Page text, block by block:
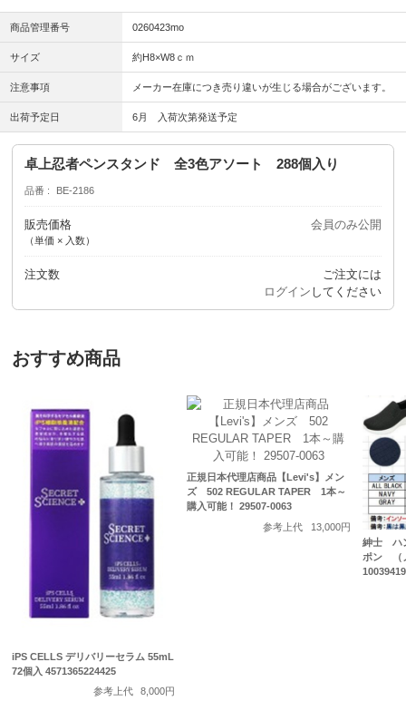
商品管理番号 0260423mo
サイズ 約H8×W8ｃｍ
注意事項 メーカー在庫につき売り違いが生じる場合がございます。
出荷予定日 6月 入荷次第発送予定
卓上忍者ペンスタンド 全3色アソート 288個入り
品番 BE-2186
販売価格
（単価 × 入数）
会員のみ公開
注文数
ご注文には
ログイン してください
おすすめ商品
iPS CELLS デリバリーセラム 55mL
72個入 4571365224425
参考上代
8,000円
正規日本代理店商品【Levi's】メン
ズ 502 REGULAR TAPER 1本～
購入可能！ 29507-0063
参考上代
13,000円
紳士 ハ
ポン （